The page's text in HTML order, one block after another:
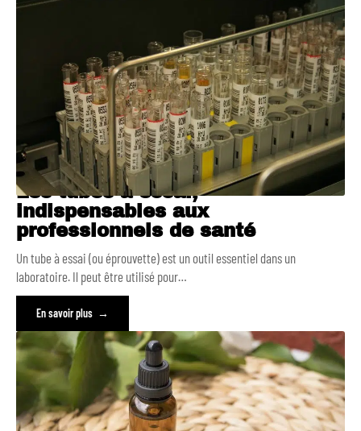
Les tubes à essai,
indispensables aux
professionnels de santé
Un tube à essai (ou éprouvette) est un outil essentiel dans un
laboratoire. Il peut être utilisé pour…
En savoir plus